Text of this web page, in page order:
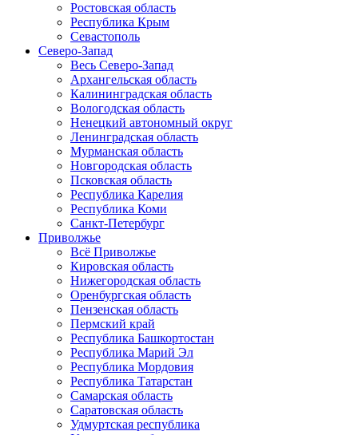
Ростовская область
Республика Крым
Севастополь
Северо-Запад
Весь Северо-Запад
Архангельская область
Калининградская область
Вологодская область
Ненецкий автономный округ
Ленинградская область
Мурманская область
Новгородская область
Псковская область
Республика Карелия
Республика Коми
Санкт-Петербург
Приволжье
Всё Приволжье
Кировская область
Нижегородская область
Оренбургская область
Пензенская область
Пермский край
Республика Башкортостан
Республика Марий Эл
Республика Мордовия
Республика Татарстан
Самарская область
Саратовская область
Удмуртская республика